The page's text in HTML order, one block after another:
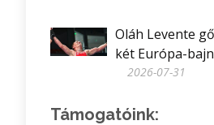
Oláh Levente
két Európa-
2026-07-31
Támogatóink: